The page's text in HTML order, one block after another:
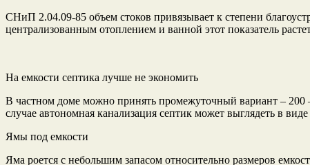
СНиП 2.04.09-85 объем стоков привязывает к степени
централизованным отоплением и ванной этот показатель
На емкости септика лучше не экономить
В частном доме можно принять промежуточный вариант – 200
случае автономная канализация септик может выглядеть в
Ямы под емкости
Яма роется с небольшим запасом относительно размеров